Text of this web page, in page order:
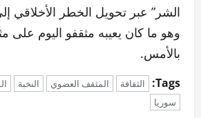
الشر” عبر تحويل الخطر الأخلاقي
وهو ما كان يعيبه مثقفو اليوم على
بالأمس.
Tags: الثقافة المثقف العضوي النخبة
سوريا